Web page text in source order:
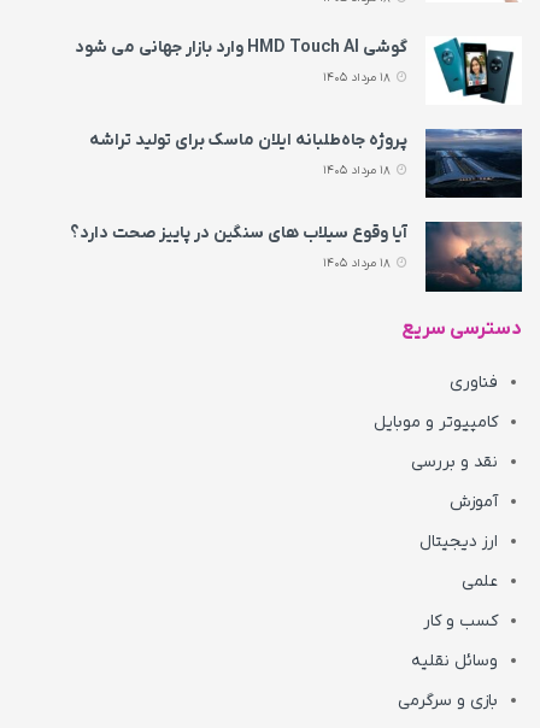
گوشی HMD Touch AI وارد بازار جهانی می‌ شود
پروژه جاه‌طلبانه ایلان ماسک برای تولید تراشه
آیا وقوع سیلاب های سنگین در پاییز صحت دارد؟
دسترسی سریع
فناوری
کامپیوتر و موبایل
نقد و بررسی
آموزش
ارز دیجیتال
علمی
کسب و کار
وسائل نقلیه
بازی و سرگرمی